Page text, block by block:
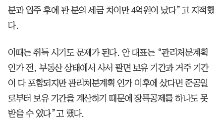
분과 입주 후에 판 분의 세금 차이만 4억원이 났다”고 지적했
다.
이때는 취득 시기도 문제가 된다. 안 대표는 “관리처분계획
인가 전, 부동산 상태에서 사서 팔면 보유 기간과 거주 기간
이 다 포함되지만 관리처분계획 인가 이후에 샀다면 준공일
로부터 보유 기간을 계산하기 때문에 장특공제를 하나도 못
받을 수 있다”고 했다.